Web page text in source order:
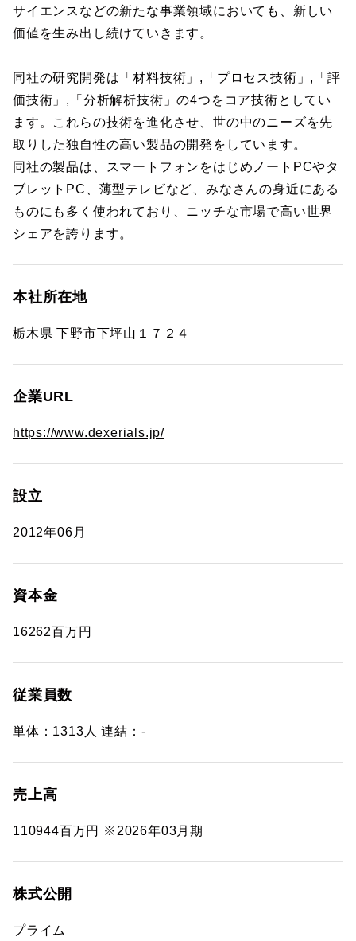
サイエンスなどの新たな事業領域においても、新しい
価値を生み出し続けていきます。
同社の研究開発は「材料技術」,「プロセス技術」,「評
価技術」,「分析解析技術」の4つをコア技術としてい
ます。これらの技術を進化させ、世の中のニーズを先
取りした独自性の高い製品の開発をしています。
同社の製品は、スマートフォンをはじめノートPCやタ
ブレットPC、薄型テレビなど、みなさんの身近にある
ものにも多く使われており、ニッチな市場で高い世界
シェアを誇ります。
本社所在地
栃木県 下野市下坪山１７２４
企業URL
https://www.dexerials.jp/
設立
2012年06月
資本金
16262百万円
従業員数
単体：1313人 連結：-
売上高
110944百万円 ※2026年03月期
株式公開
プライム